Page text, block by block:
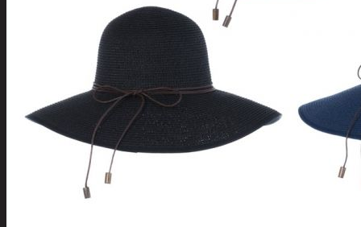
asetelmat
Tontut ja
muut